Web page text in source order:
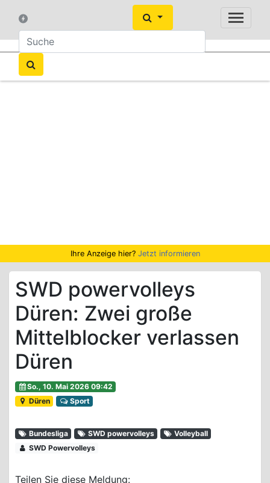
Ihre Anzeige hier? Jetzt informieren
SWD powervolleys
Düren: Zwei große
Mittelblocker verlassen
Düren
So., 10. Mai 2026 09:42
Düren
Sport
Bundesliga SWD powervolleys
Volleyball
SWD Powervolleys
Teilen Sie diese Meldung: